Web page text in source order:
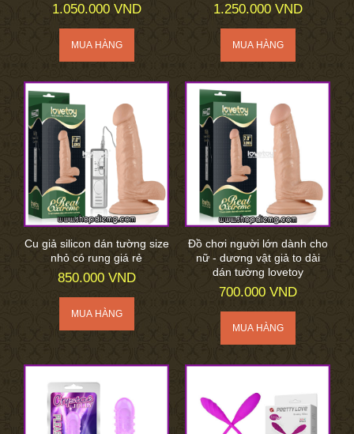
1.050.000 VND 1.250.000 VND
Cu giả silicon dán tường size
nhỏ có rung giá rẻ
850.000 VND
Đồ chơi người lớn dành cho
nữ - dương vật giả to dài
dán tường lovetoy
700.000 VND